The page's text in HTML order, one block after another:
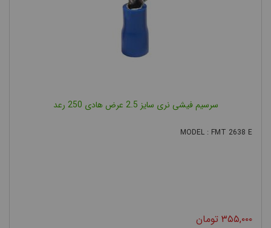
سرسیم فیشی نری سایز 2.5 عرض هادی 250 رعد
MODEL : FMT 2638 E
۳۵۵,۰۰۰ تومان